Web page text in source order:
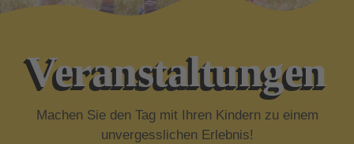
Veranstaltungen
Machen Sie den Tag mit Ihren Kindern zu einem
unvergesslichen Erlebnis!